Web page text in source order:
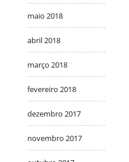
maio 2018
abril 2018
março 2018
fevereiro 2018
dezembro 2017
novembro 2017